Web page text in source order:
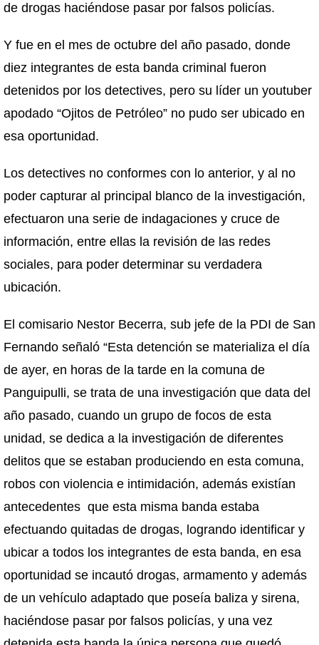
de drogas haciéndose pasar por falsos policías.
Y fue en el mes de octubre del año pasado, donde
diez integrantes de esta banda criminal fueron
detenidos por los detectives, pero su líder un youtuber
apodado “Ojitos de Petróleo” no pudo ser ubicado en
esa oportunidad.
Los detectives no conformes con lo anterior, y al no
poder capturar al principal blanco de la investigación,
efectuaron una serie de indagaciones y cruce de
información, entre ellas la revisión de las redes
sociales, para poder determinar su verdadera
ubicación.
El comisario Nestor Becerra, sub jefe de la PDI de San
Fernando señaló “Esta detención se materializa el día
de ayer, en horas de la tarde en la comuna de
Panguipulli, se trata de una investigación que data del
año pasado, cuando un grupo de focos de esta
unidad, se dedica a la investigación de diferentes
delitos que se estaban produciendo en esta comuna,
robos con violencia e intimidación, además existían
antecedentes que esta misma banda estaba
efectuando quitadas de drogas, logrando identificar y
ubicar a todos los integrantes de esta banda, en esa
oportunidad se incautó drogas, armamento y además
de un vehículo adaptado que poseía baliza y sirena,
haciéndose pasar por falsos policías, y una vez